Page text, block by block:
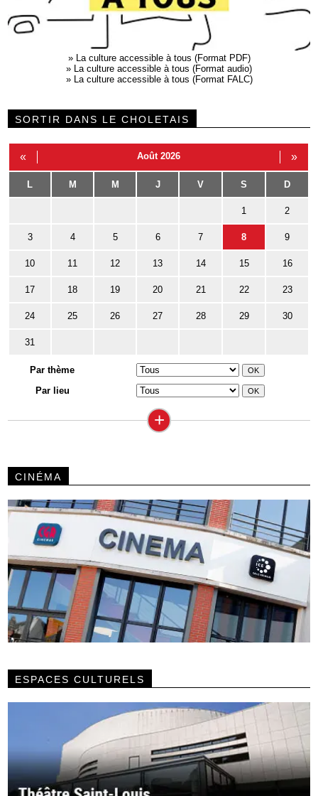
» La culture accessible à tous (Format PDF)
» La culture accessible à tous (Format audio)
» La culture accessible à tous (Format FALC)
SORTIR DANS LE CHOLETAIS
« Août 2026 »
L M M J V S D
1 2
3 4 5 6 7 8 9
10 11 12 13 14 15 16
17 18 19 20 21 22 23
24 25 26 27 28 29 30
31
Par thème
Par lieu
+
CINÉMA
ESPACES CULTURELS